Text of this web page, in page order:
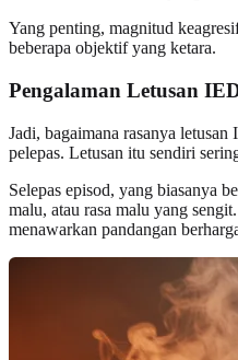
Yang penting, magnitud
beberapa objektif yang ketara.
Pengalaman Letusan
Jadi, bagaimana rasanya
pelepas. Letusan itu sendiri
Selepas episod, yang biasanya
malu, atau rasa malu yang
menawarkan pandangan